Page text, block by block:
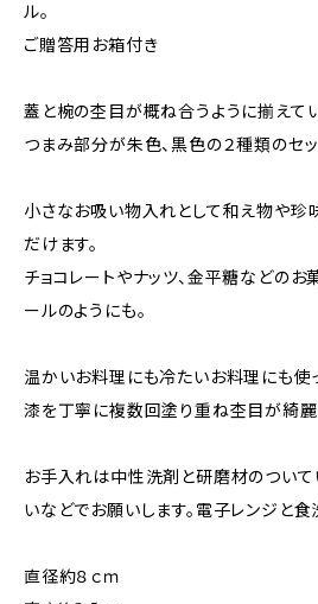
ル。
ご贈答用お箱付き
蓋と椀の杢目が概ね合うように揃えてい
つまみ部分が朱色、黒色の２種類のセッ
小さなお吸い物入れとして和え物や珍
だけます。
チョコレートやナッツ、金平糖などの
ールのようにも。
温かいお料理にも冷たいお料理にも使
漆を丁寧に複数回塗り重ね杢目が綺麗
お手入れは中性洗剤と研磨材のつい
いなどでお願いします。電子レンジと食
直径約８ｃｍ